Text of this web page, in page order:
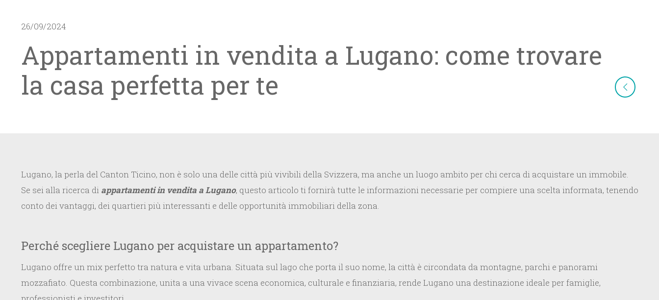
26/09/2024
Appartamenti in vendita a Lugano: come trovare
la casa perfetta per te
Lugano, la perla del Canton Ticino, non è solo una delle città più vivibili della Svizzera, ma anche un luogo ambito per chi cerca di acquistare un immobile.
Se sei alla ricerca di appartamenti in vendita a Lugano, questo articolo ti fornirà tutte le informazioni necessarie per compiere una scelta informata, tenendo
conto dei vantaggi, dei quartieri più interessanti e delle opportunità immobiliari della zona.
Perché scegliere Lugano per acquistare un appartamento?
Lugano offre un mix perfetto tra natura e vita urbana. Situata sul lago che porta il suo nome, la città è circondata da montagne, parchi e panorami
mozzafiato. Questa combinazione, unita a una vivace scena economica, culturale e finanziaria, rende Lugano una destinazione ideale per famiglie,